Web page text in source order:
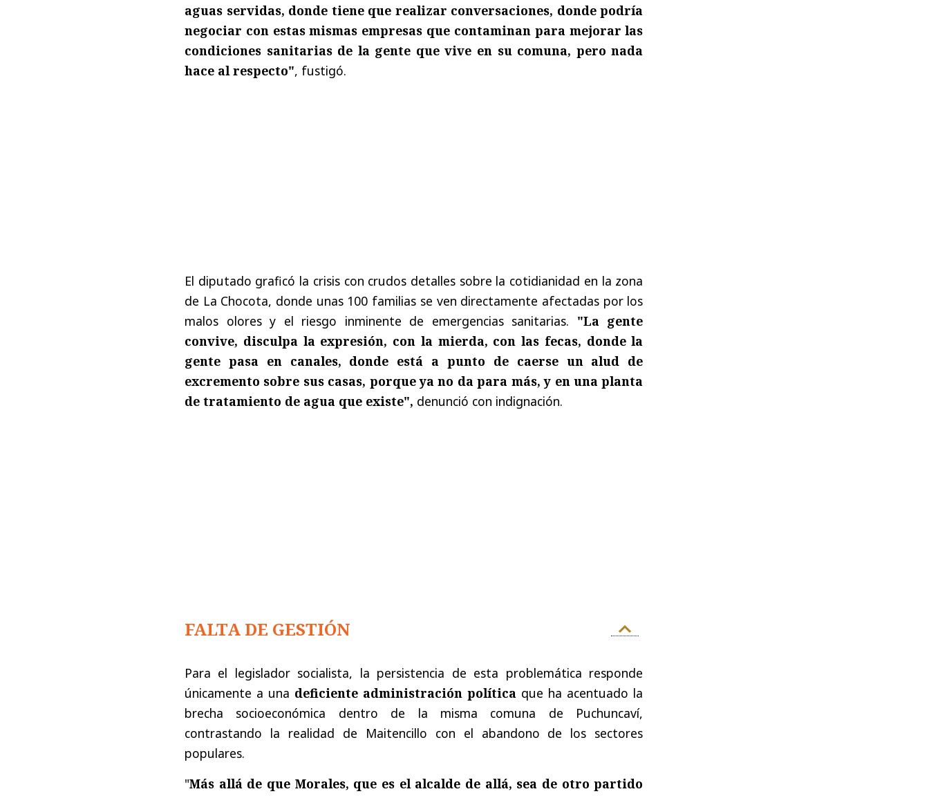
aguas servidas, donde tiene que realizar conversaciones, donde podría
negociar con estas mismas empresas que contaminan para mejorar las
condiciones sanitarias de la gente que vive en su comuna, pero nada
hace al respecto", fustigó.
El diputado graficó la crisis con crudos detalles sobre la cotidianidad en la zona
de La Chocota, donde unas 100 familias se ven directamente afectadas por los
malos olores y el riesgo inminente de emergencias sanitarias. "La gente
convive, disculpa la expresión, con la mierda, con las fecas, donde la
gente pasa en canales, donde está a punto de caerse un alud de
excremento sobre sus casas, porque ya no da para más, y en una planta
de tratamiento de agua que existe", denunció con indignación.
FALTA DE GESTIÓN
Para el legislador socialista, la persistencia de esta problemática responde
únicamente a una deficiente administración política que ha acentuado la
brecha socioeconómica dentro de la misma comuna de Puchuncaví,
contrastando la realidad de Maitencillo con el abandono de los sectores
populares.
"Más allá de que Morales, que es el alcalde de allá, sea de otro partido